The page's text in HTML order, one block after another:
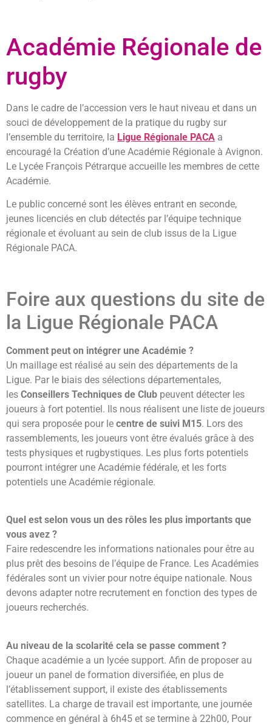
Académie Régionale de
rugby
Dans le cadre de l’accession vers le haut niveau et dans un
souci de développement de la pratique du rugby sur
l’ensemble du territoire, la Ligue Régionale PACA a
encouragé la Création d’une Académie Régionale à Avignon.
Le Lycée François Pétrarque accueille les membres de cette
Académie.
Le public concerné sont les élèves entrant en seconde,
jeunes licenciés en club détectés par l’équipe technique
régionale et évoluant au sein de club issus de la Ligue
Régionale PACA.
Foire aux questions du site de
la Ligue Régionale PACA
Comment peut on intégrer une Académie ?
Un maillage est réalisé au sein des départements de la
Ligue. Par le biais des sélections départementales,
les Conseillers Techniques de Club peuvent détecter les
joueurs à fort potentiel. Ils nous réalisent une liste de joueurs
qui sera proposée pour le centre de suivi M15. Lors des
rassemblements, les joueurs vont être évalués grâce à des
tests physiques et rugbystiques. Les plus forts potentiels
pourront intégrer une Académie fédérale, et les forts
potentiels une Académie régionale.
Quel est selon vous un des rôles les plus importants que
vous avez ?
Faire redescendre les informations nationales pour être au
plus prêt des besoins de l’équipe de France. Les Académies
fédérales sont un vivier pour notre équipe nationale. Nous
devons adapter notre recrutement en fonction des types de
joueurs recherchés.
Au niveau de la scolarité cela se passe comment ?
Chaque académie a un lycée support. Afin de proposer au
joueur un panel de formation diversifiée, en plus de
l’établissement support, il existe des établissements
satellites. La charge de travail est importante, une journée
commence en général à 6h45 et se termine à 22h00, Pour